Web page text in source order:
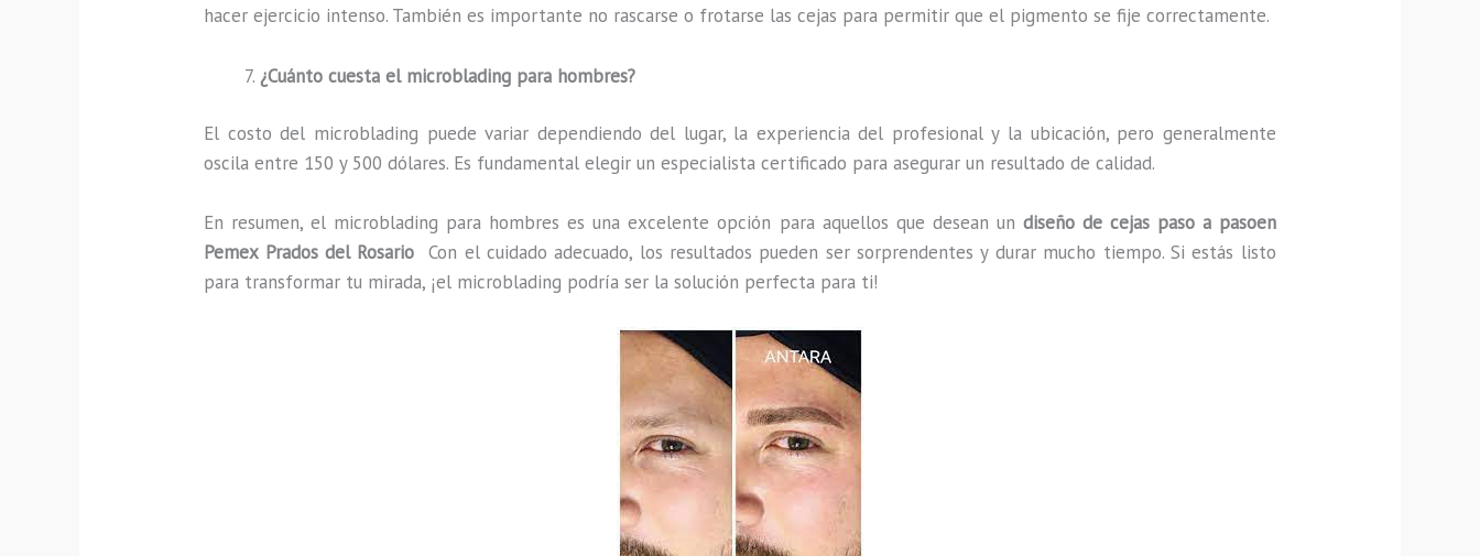
hacer ejercicio intenso. También es importante no rascarse o frotarse las cejas para permitir que el pigmento se fije correctamente.
¿Cuánto cuesta el microblading para hombres?
El costo del microblading puede variar dependiendo del lugar, la experiencia del profesional y la ubicación, pero generalmente
oscila entre 150 y 500 dólares. Es fundamental elegir un especialista certificado para asegurar un resultado de calidad.
En resumen, el microblading para hombres es una excelente opción para aquellos que desean un diseño de cejas paso a pasoen
Pemex Prados del Rosario Con el cuidado adecuado, los resultados pueden ser sorprendentes y durar mucho tiempo. Si estás listo
para transformar tu mirada, ¡el microblading podría ser la solución perfecta para ti!